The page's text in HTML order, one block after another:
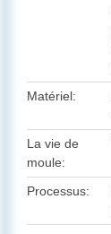
Matériel
La vie de
moule
Processus